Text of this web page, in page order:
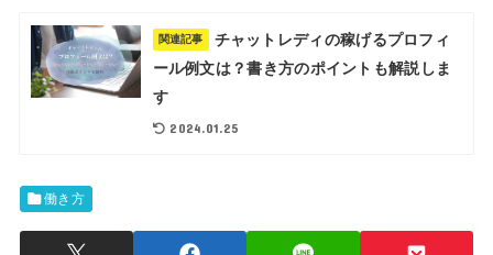
関連記事
チャットレディの稼げるプロフィ
ール例文は？書き方のポイントも解説しま
す
2024.01.25
働き方